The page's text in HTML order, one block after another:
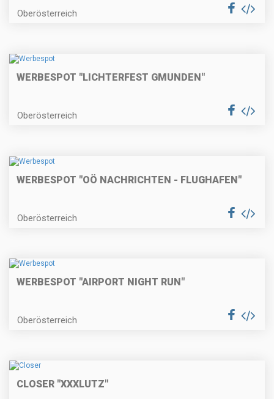
Oberösterreich
WERBESPOT "LICHTERFEST GMUNDEN"
Oberösterreich
WERBESPOT "OÖ NACHRICHTEN - FLUGHAFEN"
Oberösterreich
WERBESPOT "AIRPORT NIGHT RUN"
Oberösterreich
CLOSER "XXXLUTZ"